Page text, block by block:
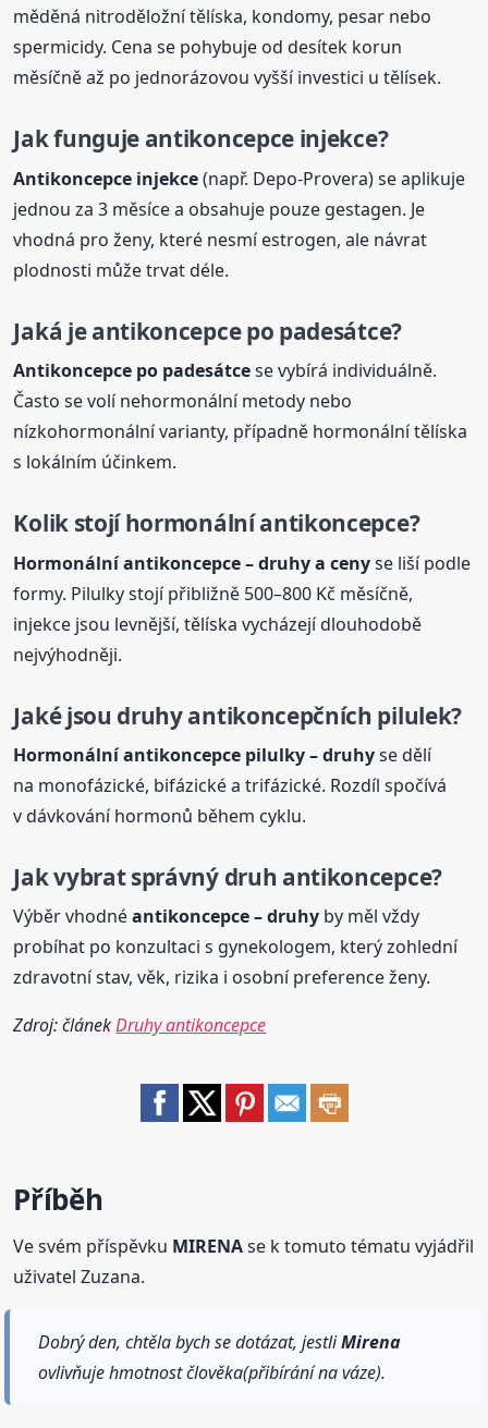
měděná nitroděložní tělíska, kondomy, pesar nebo
spermicidy. Cena se pohybuje od desítek korun
měsíčně až po jednorázovou vyšší investici u tělísek.
Jak funguje antikoncepce injekce?
Antikoncepce injekce(např. Depo-Provera) se aplikuje
jednou za 3 měsíce a obsahuje pouze gestagen. Je
vhodná pro ženy, které nesmí estrogen, ale návrat
plodnosti může trvat déle.
Jaká jeantikoncepcepo padesátce?
Antikoncepce po padesátcese vybírá individuálně.
Často se volí nehormonální metody nebo
nízkohormonální varianty, případně hormonální tělíska
s lokálním účinkem.
Kolik stojí hormonálníantikoncepce?
Hormonálníantikoncepce– druhy a cenyse liší podle
formy. Pilulky stojí přibližně 500–800 Kč měsíčně,
injekce jsou levnější, tělíska vycházejí dlouhodobě
nejvýhodněji.
Jaké jsou druhy antikoncepčních pilulek?
Hormonálníantikoncepce pilulky – druhyse dělí
na monofázické, bifázické a trifázické. Rozdíl spočívá
v dávkování hormonů během cyklu.
Jak vybrat správný druh antikoncepce?
Výběr vhodnéantikoncepce– druhy by měl vždy
probíhat po konzultaci s gynekologem, který zohlední
zdravotní stav, věk, rizika i osobní preference ženy.
Zdroj: článekDruhy antikoncepce
Příběh
Ve svém příspěvku MIRENAse k tomuto tématu vyjádřil
uživatel Zuzana.
Dobrý den, chtěla bych se dotázat, jestliMirena
ovlivňuje hmotnost člověka(přibírání na váze).